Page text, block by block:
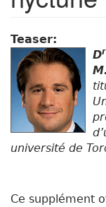
Teaser:
Dr
université de
Ce supplément